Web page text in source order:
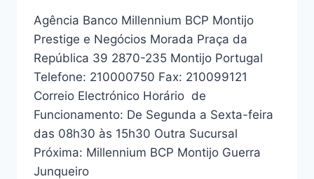
Agência Banco Millennium BCP Montijo
Prestige e Negócios Morada Praça da
República 39 2870-235 Montijo Portugal
Telefone: 210000750 Fax: 210099121
Correio Electrónico Horário de
Funcionamento: De Segunda a Sexta-feira
das 08h30 às 15h30 Outra Sucursal
Próxima: Millennium BCP Montijo Guerra
Junqueiro